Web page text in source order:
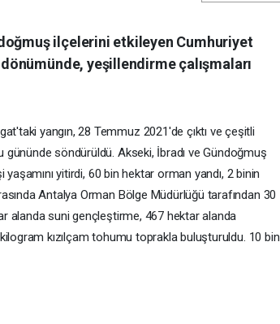
ilçelerini etkileyen Cumhuriyet
yeşillendirme çalışmaları
yangın, 28 Temmuz 2021'de çıktı ve çeşitli
söndürüldü. Akseki, İbradı ve Gündoğmuş
yaşamını yitirdi, 60 bin hektar orman yandı, 2 binin
Antalya Orman Bölge Müdürlüğü tarafından 30
alanda suni gençleştirme, 467 hektar alanda
kızılçam tohumu toprakla buluşturuldu. 10 bin